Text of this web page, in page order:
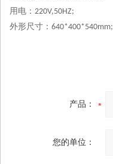
用电： 220V,50HZ;
外形尺寸： 640*400*540mm;
产品：
您的单位：